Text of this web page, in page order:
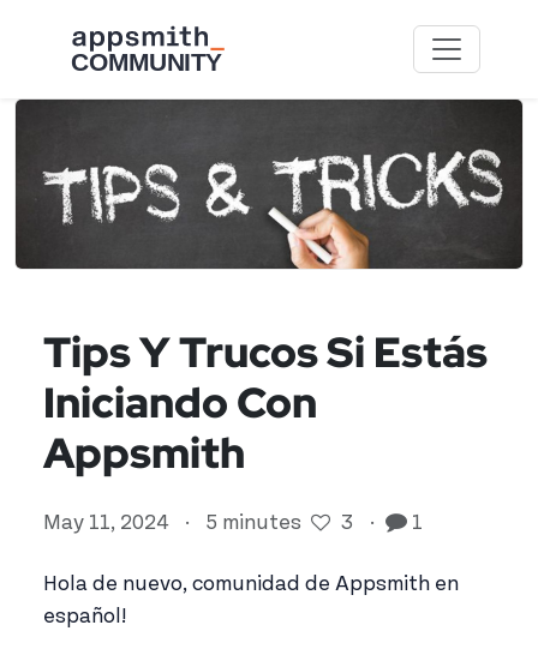
Tips Y Trucos Si Estás
Iniciando Con
Appsmith
May 11, 2024 · 5 minutes 3 · 1
Hola de nuevo, comunidad de Appsmith en
español!